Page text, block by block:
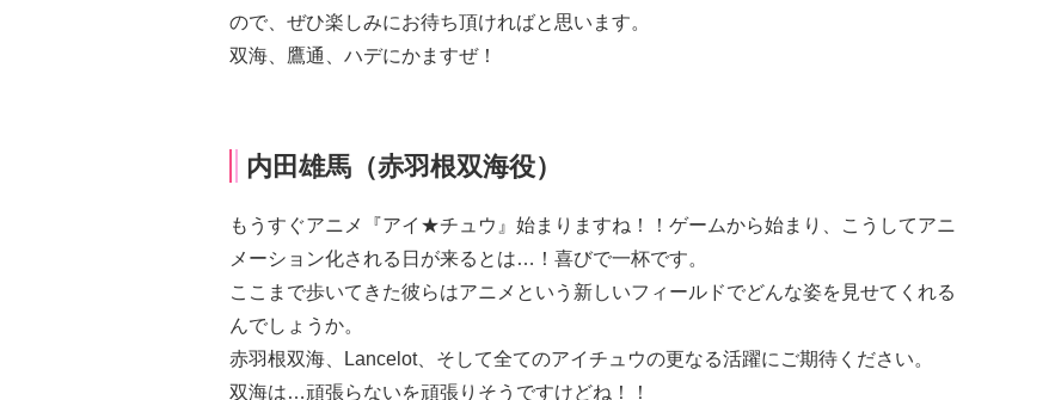
ので、ぜひ楽しみにお待ち頂ければと思います。
双海、鷹通、ハデにかますぜ！
内田雄馬（赤羽根双海役）
もうすぐアニメ『アイ★チュウ』始まりますね！！ゲームから始まり、こうしてアニ
メーション化される日が来るとは…！喜びで一杯です。
ここまで歩いてきた彼らはアニメという新しいフィールドでどんな姿を見せてくれる
んでしょうか。
赤羽根双海、Lancelot、そして全てのアイチュウの更なる活躍にご期待ください。
双海は…頑張らないを頑張りそうですけどね！！